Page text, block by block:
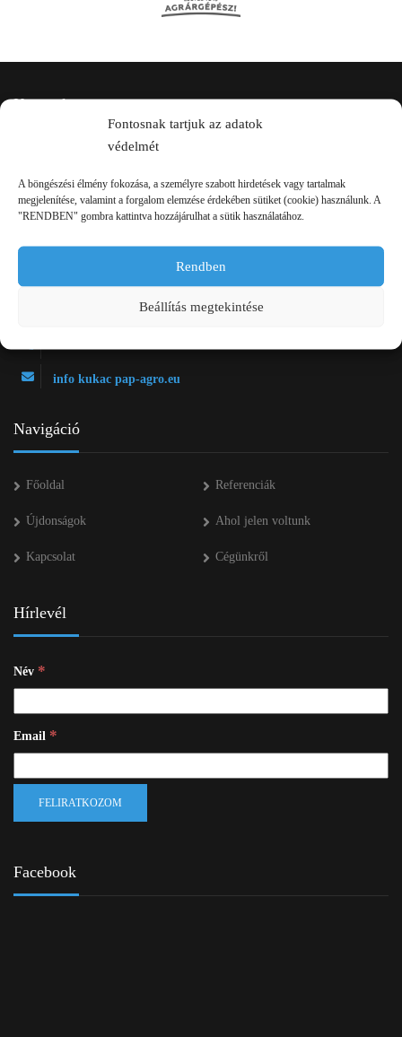
Fontosnak tartjuk az adatok
védelmét
A böngészési élmény fokozása, a személyre szabott hirdetések vagy tartalmak
megjelenítése, valamint a forgalom elemzése érdekében sütiket (cookie) használunk. A
"RENDBEN" gombra kattintva hozzájárulhat a sütik használatához.
Rendben
Beállítás megtekintése
Kapcsolat
2750 Nagykőrös Alsójárás d. 1/a
+36 20 334 43 28
info kukac pap-agro.eu
Navigáció
Főoldal Referenciák
Újdonságok Ahol jelen voltunk
Kapcsolat Cégünkről
Hírlevél
Név *
Email *
Facebook